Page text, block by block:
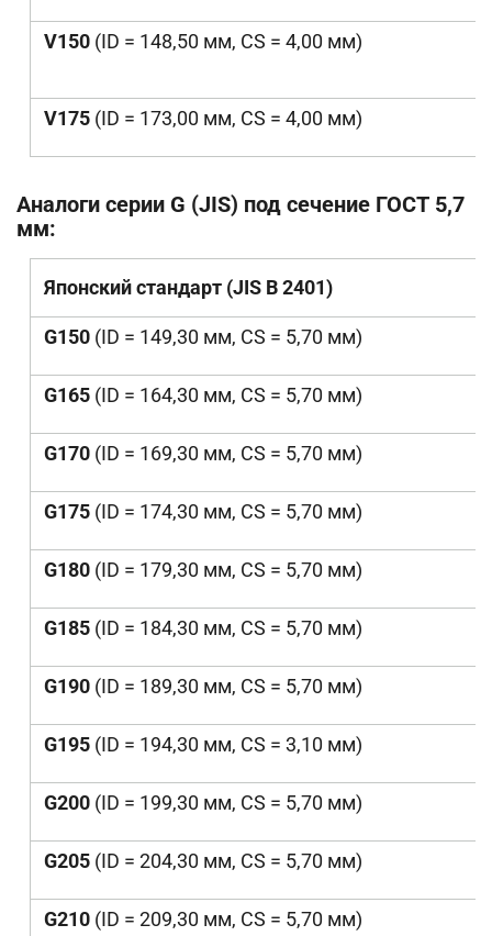
V150 (ID = 148,50 мм, CS = 4,00 мм)
V175 (ID = 173,00 мм, CS = 4,00 мм)
Аналоги серии G (JIS) под сечение ГОСТ 5,7
мм:
Японский стандарт (JIS B 2401)
G150 (ID = 149,30 мм, CS = 5,70 мм)
G165 (ID = 164,30 мм, CS = 5,70 мм)
G170 (ID = 169,30 мм, CS = 5,70 мм)
G175 (ID = 174,30 мм, CS = 5,70 мм)
G180 (ID = 179,30 мм, CS = 5,70 мм)
G185 (ID = 184,30 мм, CS = 5,70 мм)
G190 (ID = 189,30 мм, CS = 5,70 мм)
G195 (ID = 194,30 мм, CS = 3,10 мм)
G200 (ID = 199,30 мм, CS = 5,70 мм)
G205 (ID = 204,30 мм, CS = 5,70 мм)
G210 (ID = 209,30 мм, CS = 5,70 мм)